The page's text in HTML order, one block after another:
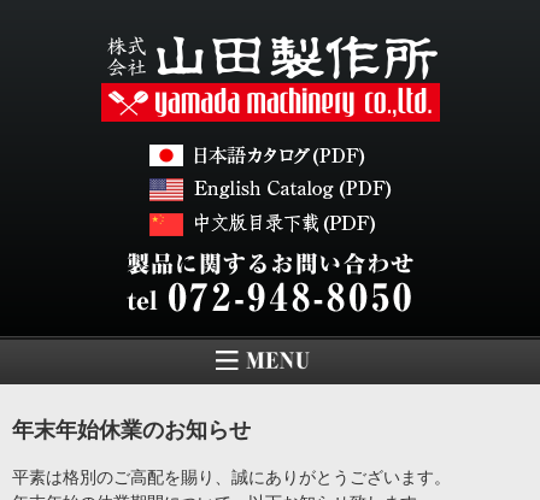
年末年始休業のお知らせ
平素は格別のご高配を賜り、誠にありがとうございます。